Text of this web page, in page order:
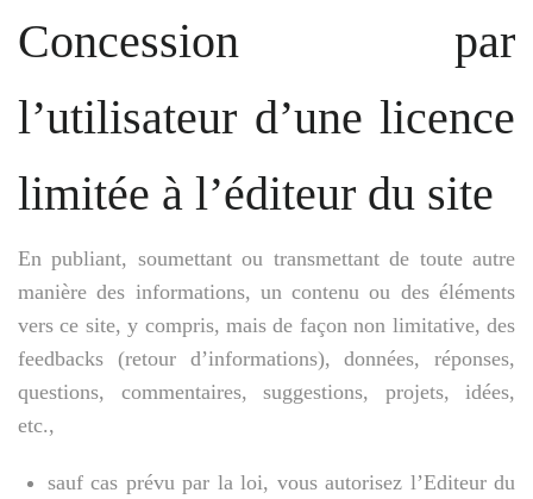
Concession par
l’utilisateur d’une licence
limitée à l’éditeur du site
En publiant, soumettant ou transmettant de toute autre
manière des informations, un contenu ou des éléments
vers ce site, y compris, mais de façon non limitative, des
feedbacks (retour d’informations), données, réponses,
questions, commentaires, suggestions, projets, idées,
etc.,
sauf cas prévu par la loi, vous autorisez l’Editeur du